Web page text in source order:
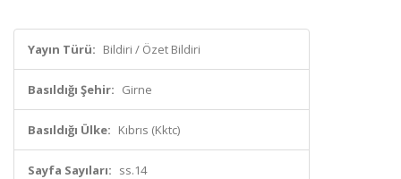
Yayın Türü: Bildiri / Özet Bildiri
Basıldığı Şehir: Girne
Basıldığı Ülke: Kıbrıs (Kktc)
Sayfa Sayıları: ss.14